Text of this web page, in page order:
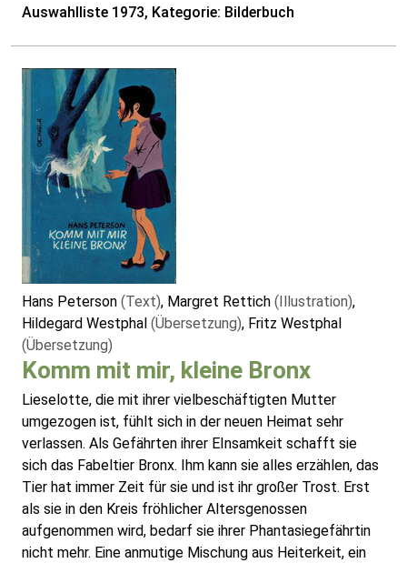
Auswahlliste 1973, Kategorie: Bilderbuch
Hans Peterson (Text), Margret Rettich (Illustration),
Hildegard Westphal (Übersetzung), Fritz Westphal
(Übersetzung)
Komm mit mir, kleine Bronx
Lieselotte, die mit ihrer vielbeschäftigten Mutter
umgezogen ist, fühlt sich in der neuen Heimat sehr
verlassen. Als Gefährten ihrer EInsamkeit schafft sie
sich das Fabeltier Bronx. Ihm kann sie alles erzählen, das
Tier hat immer Zeit für sie und ist ihr großer Trost. Erst
als sie in den Kreis fröhlicher Altersgenossen
aufgenommen wird, bedarf sie ihrer Phantasiegefährtin
nicht mehr. Eine anmutige Mischung aus Heiterkeit, ein